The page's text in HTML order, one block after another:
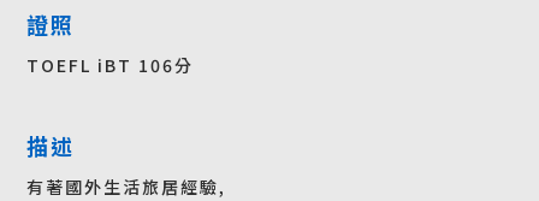
證照
TOEFL iBT 106分
描述
有著國外生活旅居經驗,